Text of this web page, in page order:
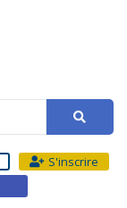
S'inscrire